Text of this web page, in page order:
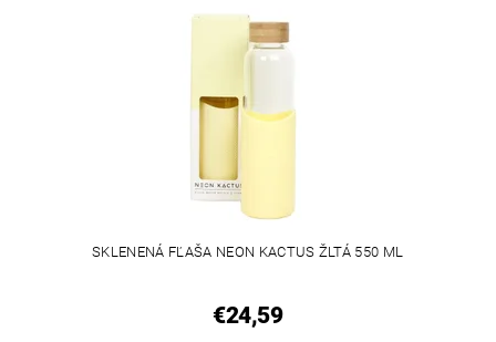
SKLENENÁ FĽAŠA NEON KACTUS ŽLTÁ 550 ML
€24,59